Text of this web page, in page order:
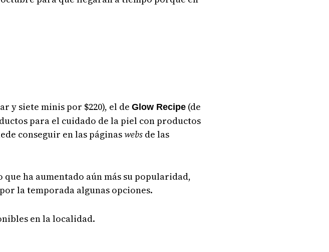
y siete minis por $220), el deGlow Recipe (de
para el cuidado de la piel con productos
conseguir en las páginaswebs de las
ha aumentado aún más su popularidad,
la temporada algunas opciones.
en la localidad.